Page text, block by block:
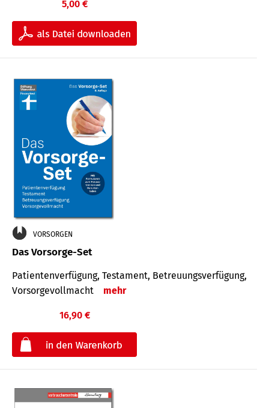
5,00 €
VORSORGEN
Das Vorsorge-Set
Patienten­ver­fügung, Testa­ment, Be­treuungs­verfü­gung,
Vor­sorge­voll­macht
mehr
16,90 €